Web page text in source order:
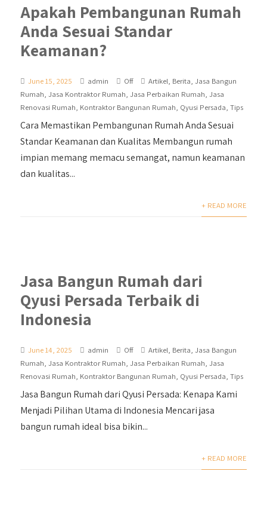
Apakah Pembangunan Rumah
Anda Sesuai Standar
Keamanan?
June 15, 2025 admin Off Artikel, Berita,Jasa Bangun
Rumah,Jasa Kontraktor Rumah,Jasa Perbaikan Rumah,Jasa
Renovasi Rumah, Kontraktor Bangunan Rumah, Qyusi Persada,Tips
Cara Memastikan Pembangunan Rumah Anda Sesuai
Standar Keamanan dan Kualitas Membangun rumah
impian memang memacu semangat, namun keamanan
dan kualitas...
+ READ MORE
Jasa Bangun Rumah dari
Qyusi Persada Terbaik di
Indonesia
June 14, 2025 admin Off Artikel, Berita,Jasa Bangun
Rumah,Jasa Kontraktor Rumah,Jasa Perbaikan Rumah,Jasa
Renovasi Rumah, Kontraktor Bangunan Rumah, Qyusi Persada,Tips
Jasa Bangun Rumah dari Qyusi Persada: Kenapa Kami
Menjadi Pilihan Utama di Indonesia Mencari jasa
bangun rumah ideal bisa bikin...
+ READ MORE